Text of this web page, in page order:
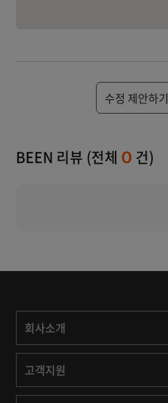
수정 제안하기
BEEN 리뷰 (전체 0 건)
회사소개
고객지원